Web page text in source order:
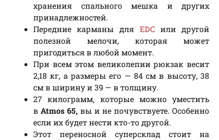
хранения спального мешка и других
принадлежностей.
Передние карманы для EDCили другой
полезной мелочи, которая может
пригодиться в любой момент.
При всем этом великолепии рюкзак весит
2,18 кг, а размеры его — 84 см в высоту, 38
см в ширину и 39 — в толщину.
27 килограмм, которые можно уместить
в Atmos 65, вы и не почувствуете. Особенно
если их будет нести кто-то другой.
Этот переносной суперсклад стоит на